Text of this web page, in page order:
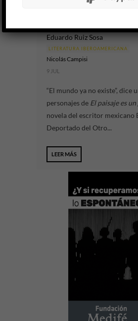
El paisaje es un grito
Eduardo Ruiz Sosa
LITERATURA IBEROAMERICANA
Nicolás Campisi
9 JUL
“El mundo ya no existe”, dice
personajes de El paisaje es
novela del escritor mexicano
Deportado del Otro...
LEER MÁS